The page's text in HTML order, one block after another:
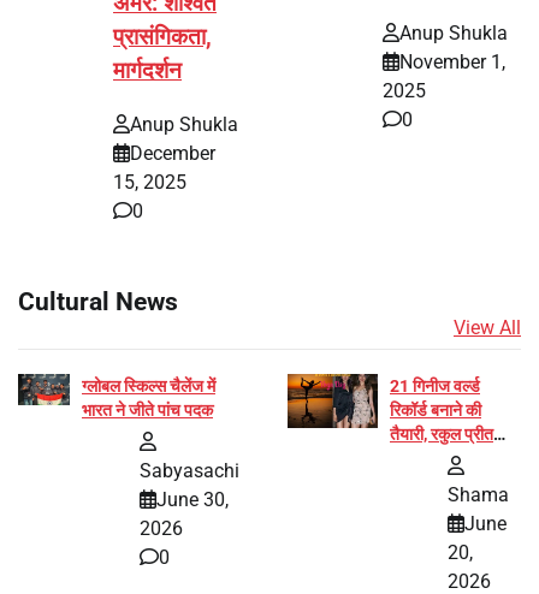
प्रासंगिकता,
मार्गदर्शन
Anup Shukla
December
15, 2025
0
Anup Shukla
November 1,
2025
0
Cultural News
View All
ग्लोबल स्किल्स चैलेंज में
भारत ने जीते पांच पदक
Sabyasachi
June 30,
2026
0
21 गिनीज वर्ल्ड
रिकॉर्ड बनाने की
तैयारी, रकुल प्रीत
और प्रज्ञा जायसवाल
Shama
June
20,
2026